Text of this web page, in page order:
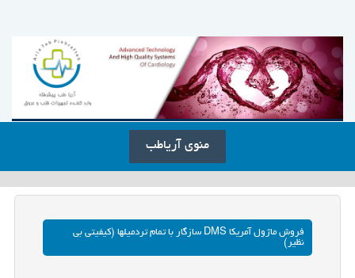
منوی آریاطب
فروش ماژول آمریکا DMS سازگار با تمام تردمیلها (کیفیتی بی
نظیر)